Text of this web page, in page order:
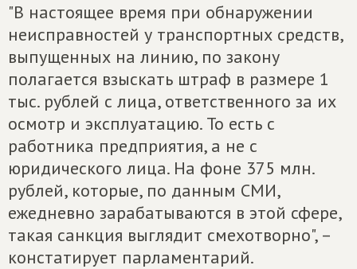
"В настоящее время при обнаружении
неисправностей у транспортных средств,
выпущенных на линию, по закону
полагается взыскать штраф в размере 1
тыс. рублей с лица, ответственного за их
осмотр и эксплуатацию. То есть с
работника предприятия, а не с
юридического лица. На фоне 375 млн.
рублей, которые, по данным СМИ,
ежедневно зарабатываются в этой сфере,
такая санкция выглядит смехотворно", –
констатирует парламентарий.